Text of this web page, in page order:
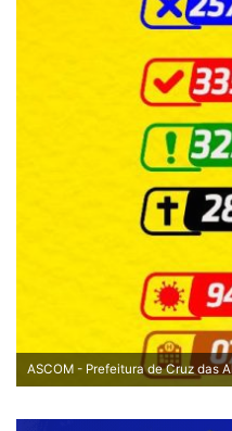
ASCOM - Prefeitura de Cruz das